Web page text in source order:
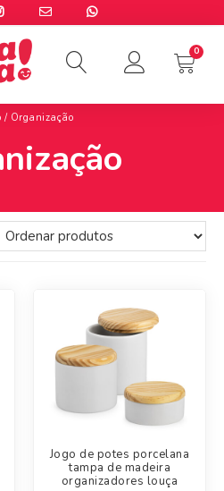
/ Organização
Jogo de potes porcelana
tampa de madeira
organizadores louça